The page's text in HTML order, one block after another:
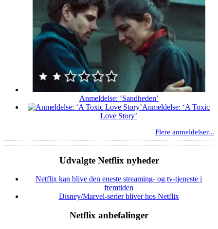
Anmeldelse: ‘Sandheden’
Anmeldelse: ‘A Toxic
Love Story’
Flere anmeldelser...
Udvalgte Netflix nyheder
Netflix kan blive den eneste streaming- og tv-tjeneste i
fremtiden
Disney/Marvel-serier bliver hos Netflix
Netflix anbefalinger